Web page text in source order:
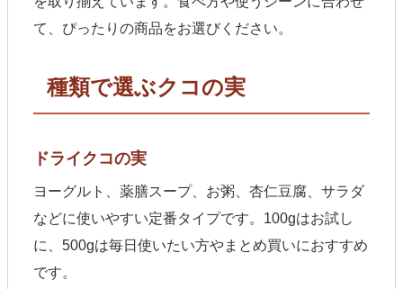
て、ぴったりの商品をお選びください。
種類で選ぶクコの実
ドライクコの実
ヨーグルト、薬膳スープ、お粥、杏仁豆腐、サラダ
などに使いやすい定番タイプです。100gはお試し
に、500gは毎日使いたい方やまとめ買いにおすすめ
です。